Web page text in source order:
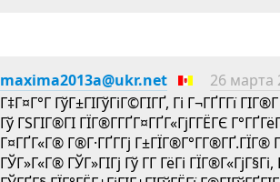
maxima2013a@ukr.net 26 марта
Г‡Г¤Г°Г ГўГ±ГІГўГіГ©ГІГҐ, Гі Г¬ГҐГ­Гї
Гў ГЅГІГ®ГІ ГЇГ®Г­ГҐГ¤ГҐГ«ГјГ­ГЁГЄ
Г¤ГҐГ«Г® Г®Г·ГҐГ­Гј
ГЎГ»Г«Г® ГЎГ»ГІГј Гў Г­Г ГёГі